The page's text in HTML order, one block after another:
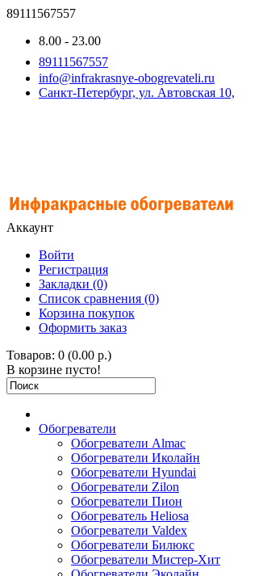
89111567557
8.00 - 23.00
89111567557
info@infrakrasnye-obogrevateli.ru
Санкт-Петербург, ул. Автовская 10,
Аккаунт
Войти
Регистрация
Закладки (0)
Список сравнения (0)
Корзина покупок
Оформить заказ
Товаров: 0 (0.00 р.)
В корзине пусто!
Обогреватели
Обогреватели Almac
Обогреватели Иколайн
Обогреватели Hyundai
Обогреватели Zilon
Обогреватели Пион
Обогреватель Heliosa
Обогреватели Valdex
Обогреватели Билюкс
Обогреватели Мистер-Хит